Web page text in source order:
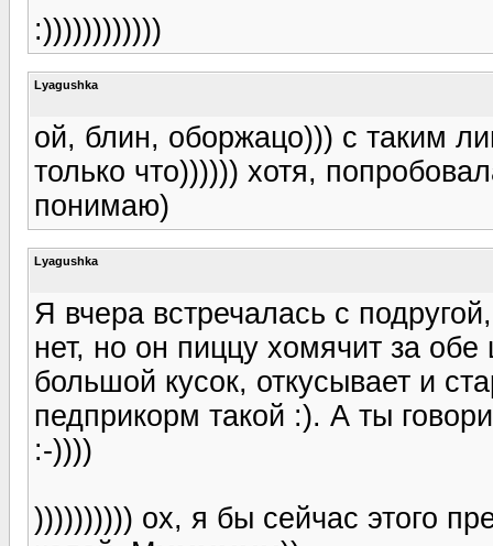
:))))))))))))
Lyagushka
ой, блин, оборжацо))) с таким
только что)))))) хотя,
понимаю)
Lyagushka
Я вчера встречалась с
нет, но он пиццу хомячит за
большой кусок, откусывает и
педприкорм такой :). А ты
:-))))
)))))))))) ох, я бы сейчас этого